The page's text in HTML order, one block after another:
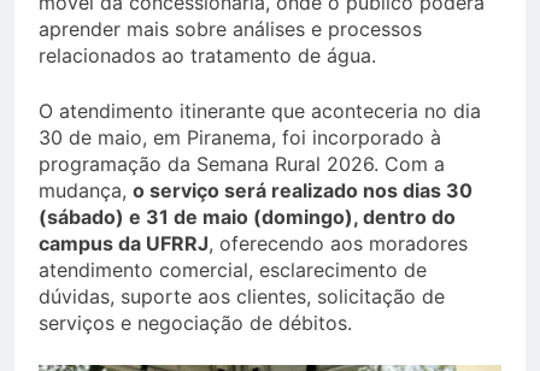
aprender mais sobre análises e processos
relacionados ao tratamento de água.
O atendimento itinerante que aconteceria no dia
30 de maio, em Piranema, foi incorporado à
programação da Semana Rural 2026. Com a
mudança, o serviço será realizado nos dias 30
(sábado) e 31 de maio (domingo), dentro do
campus da UFRRJ, oferecendo aos moradores
atendimento comercial, esclarecimento de
dúvidas, suporte aos clientes, solicitação de
serviços e negociação de débitos.